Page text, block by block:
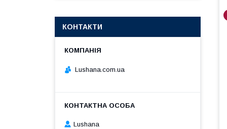
КОНТАКТИ
Lushana.com.ua
Lushana